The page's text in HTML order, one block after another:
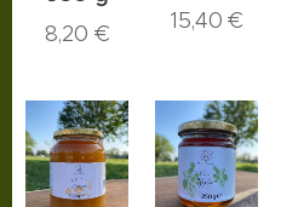
8,20 €
15,40 €